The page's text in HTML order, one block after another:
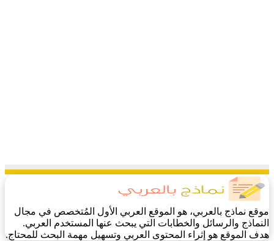
موقع نماذج بالعربي، هو الموقع العربي الأول المُتخصص في مجال
النماذج والرسائل والخطابات التي يبحث عنها المستخدم العربي.
هدف الموقع هو إثراء المحتوى العربي وتسهيل مهمة البحث للمحتاج.